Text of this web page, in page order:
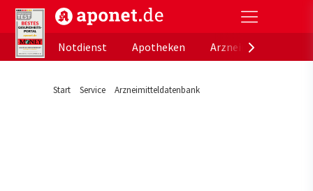
aponet.de - Das offizielle Gesundheitsportal der
Notdienst
Apotheken
Start Service Arzneimitteldatenbank